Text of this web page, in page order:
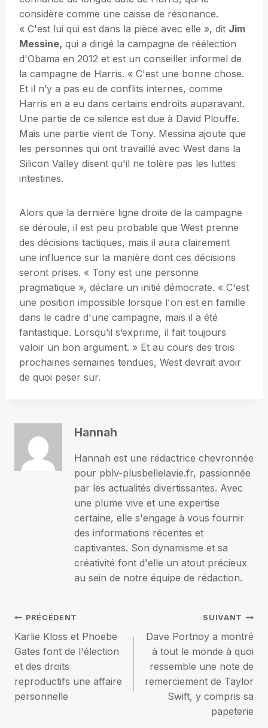
considère comme une caisse de résonance.
« C'est lui qui est dans la pièce avec elle », dit Jim
Messine, qui a dirigé la campagne de réélection
d'Obama en 2012 et est un conseiller informel de
la campagne de Harris. « C'est une bonne chose.
Et il n’y a pas eu de conflits internes, comme
Harris en a eu dans certains endroits auparavant.
Une partie de ce silence est due à David Plouffe.
Mais une partie vient de Tony. Messina ajoute que
les personnes qui ont travaillé avec West dans la
Silicon Valley disent qu'il ne tolère pas les luttes
intestines.
Alors que la dernière ligne droite de la campagne
se déroule, il est peu probable que West prenne
des décisions tactiques, mais il aura clairement
une influence sur la manière dont ces décisions
seront prises. « Tony est une personne
pragmatique », déclare un initié démocrate. « C'est
une position impossible lorsque l'on est en famille
dans le cadre d'une campagne, mais il a été
fantastique. Lorsqu’il s’exprime, il fait toujours
valoir un bon argument. » Et au cours des trois
prochaines semaines tendues, West devrait avoir
de quoi peser sur.
Hannah
Hannah est une rédactrice chevronnée
pour pblv-plusbellelavie.fr, passionnée
par les actualités divertissantes. Avec
une plume vive et une expertise
certaine, elle s'engage à vous fournir
des informations récentes et
captivantes. Son dynamisme et sa
créativité font d'elle un atout précieux
au sein de notre équipe de rédaction.
Navigation
de
l’article
PRÉCÉDENT
Karlie Kloss et Phoebe
Gates font de l'élection
et des droits
reproductifs une affaire
personnelle
SUIVANT
Dave Portnoy a montré
à tout le monde à quoi
ressemble une note de
remerciement de Taylor
Swift, y compris sa
papeterie